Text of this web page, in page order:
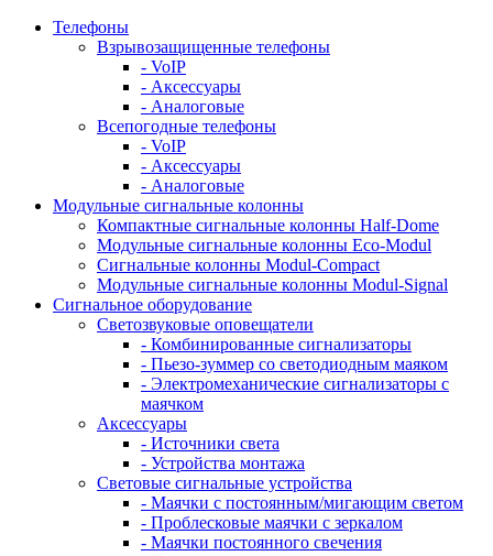
Телефоны
Взрывозащищенные телефоны
- VoIP
- Аксессуары
- Аналоговые
Всепогодные телефоны
- VoIP
- Аксессуары
- Аналоговые
Модульные сигнальные колонны
Компактные сигнальные колонны Half-Dome
Модульные сигнальные колонны Eco-Modul
Сигнальные колонны Modul-Compact
Модульные сигнальные колонны Modul-Signal
Сигнальное оборудование
Светозвуковые оповещатели
- Комбинированные сигнализаторы
- Пьезо-зуммер со светодиодным маяком
- Электромеханические сигнализаторы с
маячком
Аксессуары
- Источники света
- Устройства монтажа
Световые сигнальные устройства
- Маячки с постоянным/мигающим светом
- Проблесковые маячки с зеркалом
- Маячки постоянного свечения